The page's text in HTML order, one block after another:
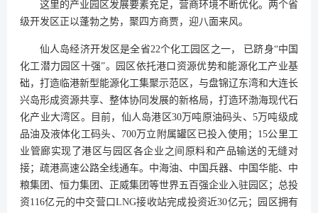
这里的产业园区发展要素充足，营商环境不断优化。两个省
级开发区正以蓬勃之势，聚四方商贾，迎八面来风。
仙人岛经济开发区是全省22个化工园区之一， 已跻身“中国
化工潜力园区十强”。园区依托港口资源优势和能源化工产业基
础，打造临港新型能源化工集聚示范区，与盘锦辽东湾和大连长
兴岛形成资源共享、整体协同发展的新格局，打造环渤海现代石
化产业大湾区。目前，仙人岛港区30万吨原油码头、5万吨级成
品油及液体化工码头、700万立附属罐区已投入使用；15公里工
业管廊实现了港区与园区各企业之间原料和产品输送的无缝对
接；疏港高速公路全线通车。中海油、中国兵器、中国华能、中
粮集团、恒力集团、正威集团等世界五百强企业入驻园区；总投
资116亿元的中交营口LNG接收站完成投资近30亿元；园区拥有